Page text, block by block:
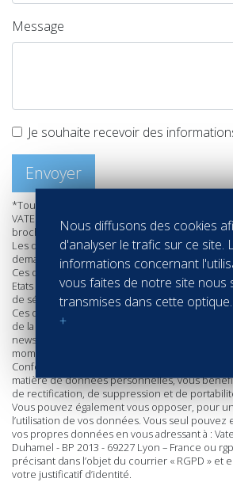
Message
Je souhaite recevoir des
Envoyer
*Tous les champs marqués d'un astérisque
VATEL recueille vos données afin de traiter
brochure.
Les données requises sont nécessaires pour le
demande de brochure.
Ces données sont hébergées au sein de
Etats Unis. Aussi des accords ont été pris en
de sécurité adéquat.
Ces données sont conservées pour la durée
de la demande ou à défaut un (1) an, sauf en
newsletter, et pour laquelle un
moment.
Conformément à la réglementation
matière de données personnelles, vous
de rectification, de suppression et de
Vous pouvez également vous opposer, pour
l’utilisation de vos données. Vous seul
vos propres données en vous adressant à :
Duhamel - BP 2013 - 69227 Lyon – France ou
précisant dans l’objet du courrier « RGPD » et
votre justificatif d’identité.
Nous diffusons des cookies
d'analyser le trafic sur ce site.
informations concernant
vous faites de notre site nous
transmises dans cette optique.
+